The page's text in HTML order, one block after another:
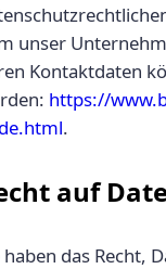
unser
Kontaktdaten
https://
.
auf
haben das Recht,